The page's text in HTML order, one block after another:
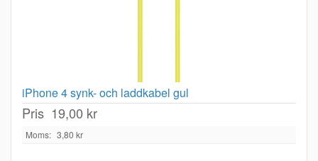
iPhone 4 synk- och laddkabel gul
Pris 19,00 kr
Moms: 3,80 kr